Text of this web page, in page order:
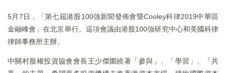
5月7日，「第七屆港股100強新聞發佈會暨Cooley科律2019中華區
金融峰會」在北京舉行。這項會議由港股100強研究中心和美國科律
律師事務所主辦。
中關村股權投資協會會長王少傑圍繞著「參與」、「學習」、「共